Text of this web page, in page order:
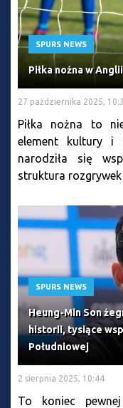
SPURS NEWS
Piłka nożna w
27 października 2025,
Piłka nożna to
element kultury i
narodziła się
struktura rozgrywek
SPURS NEWS
Heung-Min Son
historii, tysiące
Południowej
2 sierpnia 2025, 10:44
To koniec